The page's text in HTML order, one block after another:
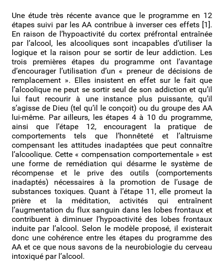
Une étude très récente avance que le programme en 12
étapes suivi par les AA contribue à inverser ces effets [1].
En raison de l’hypoactivité du cortex préfrontal entraînée
par l’alcool, les alcooliques sont incapables d’utiliser la
logique et la raison pour se sortir de leur addiction. Les
trois premières étapes du programme ont l’avantage
d’encourager l’utilisation d’un « preneur de décisions de
remplacement ». Elles insistent en effet sur le fait que
l’alcoolique ne peut se sortir seul de son addiction et qu’il
lui faut recourir à une instance plus puissante, qu’il
s’agisse de Dieu (tel qu’il le conçoit) ou du groupe des AA
lui-même. Par ailleurs, les étapes 4 à 10 du programme,
ainsi que l’étape 12, encouragent la pratique de
comportements tels que l’honnêteté et l’altruisme
compensant les attitudes inadaptées que peut connaître
l’alcoolique. Cette « compensation comportementale » est
une forme de remédiation qui désarme le système de
récompense et le prive des outils (comportements
inadaptés) nécessaires à la promotion de l’usage de
substances toxiques. Quant à l’étape 11, elle promeut la
prière et la méditation, activités qui entraînent
l’augmentation du flux sanguin dans les lobes frontaux et
contribuent à diminuer l’hypoactivité des lobes frontaux
induite par l’alcool. Selon le modèle proposé, il existerait
donc une cohérence entre les étapes du programme des
AA et ce que nous savons de la neurobiologie du cerveau
intoxiqué par l’alcool.